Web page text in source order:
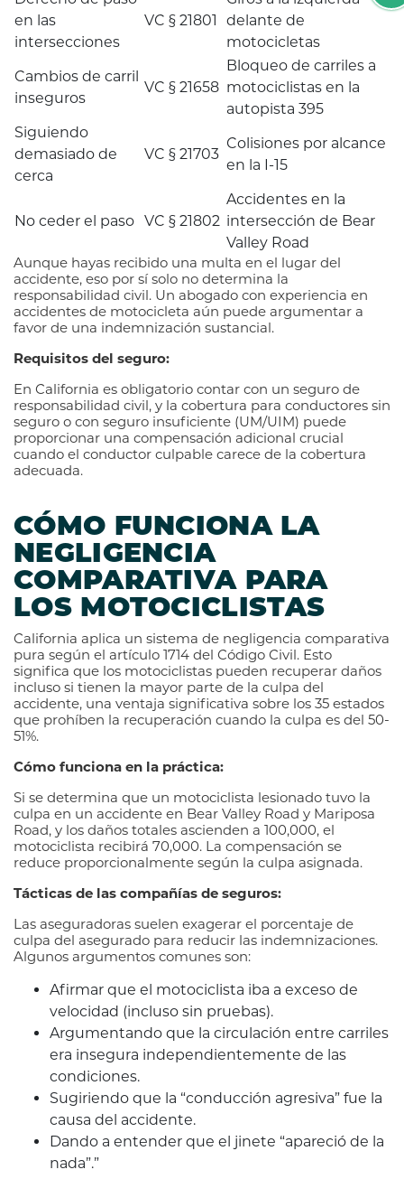
en las
intersecciones
VC § 21801
delante de
motocicletas
Cambios de carril
inseguros
VC § 21658
Bloqueo de carriles a
motociclistas en la
autopista 395
Siguiendo
demasiado de
cerca
VC § 21703
Colisiones por alcance
en la I-15
No ceder el paso VC § 21802
Accidentes en la
intersección de Bear
Valley Road
Aunque hayas recibido una multa en el lugar del
accidente, eso por sí solo no determina la
responsabilidad civil. Un abogado con experiencia en
accidentes de motocicleta aún puede argumentar a
favor de una indemnización sustancial.
Requisitos del seguro:
En California es obligatorio contar con un seguro de
responsabilidad civil, y la cobertura para conductores sin
seguro o con seguro insuficiente (UM/UIM) puede
proporcionar una compensación adicional crucial
cuando el conductor culpable carece de la cobertura
adecuada.
CÓMO FUNCIONA LA
NEGLIGENCIA
COMPARATIVA PARA
LOS MOTOCICLISTAS
California aplica un sistema de negligencia comparativa
pura según el artículo 1714 del Código Civil. Esto
significa que los motociclistas pueden recuperar daños
incluso si tienen la mayor parte de la culpa del
accidente, una ventaja significativa sobre los 35 estados
que prohíben la recuperación cuando la culpa es del 50-
51%.
Cómo funciona en la práctica:
Si se determina que un motociclista lesionado tuvo la
culpa en un accidente en Bear Valley Road y Mariposa
Road, y los daños totales ascienden a 100,000, el
motociclista recibirá 70,000. La compensación se
reduce proporcionalmente según la culpa asignada.
Tácticas de las compañías de seguros:
Las aseguradoras suelen exagerar el porcentaje de
culpa del asegurado para reducir las indemnizaciones.
Algunos argumentos comunes son:
Afirmar que el motociclista iba a exceso de
velocidad (incluso sin pruebas).
Argumentando que la circulación entre carriles
era insegura independientemente de las
condiciones.
Sugiriendo que la “conducción agresiva” fue la
causa del accidente.
Dando a entender que el jinete “apareció de la
nada”.”